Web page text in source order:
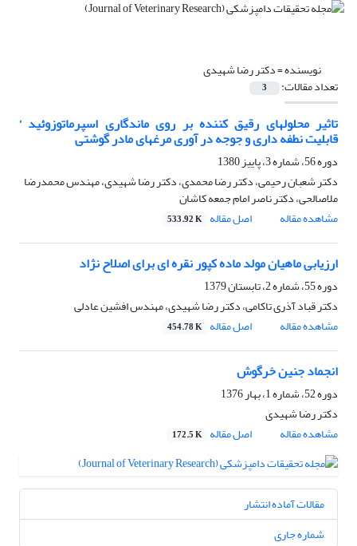
نویسنده =دکتر رضا شهیدی
تعداد مقالات: 3
تاثیر محلولهای رقیق کننده بر روی ماندگاری اسپرماتوزوئید ‘
قابلیت نطفه داری و جوجه در آوری مرغهای مادر گوشتی
دوره 56، شماره 3، پاییز 1380
دکتر شعبان رحیمی، دکتر رضا محمدی، دکتر رضا شهیدی، مهندس محمدرضا
ملاصالحی، دکتر ناصر امام جمعه کاشان
مشاهده مقاله
اصل مقاله 533.92 K
ارزیابی ماهیان مولد ماده کپور نقره ای برای اصلاح نژاد
دوره 55، شماره 2، تابستان 1379
دکتر قباد آذری تاکامی، دکتر رضا شهیدی، مهندس افشین عادلی
مشاهده مقاله
اصل مقاله 454.78 K
انجماد جنین خرگوش
دوره 52، شماره 1، بهار 1376
دکتر رضا شهیدی
مشاهده مقاله
اصل مقاله 172.5 K
مقالات آماده انتشار
شماره جاری